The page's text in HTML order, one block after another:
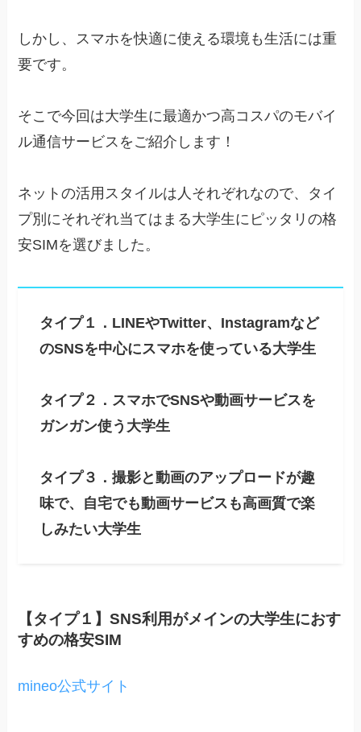
しかし、スマホを快適に使える環境も生活には重
要です。
そこで今回は大学生に最適かつ高コスパのモバイ
ル通信サービスをご紹介します！
ネットの活用スタイルは人それぞれなので、タイ
プ別にそれぞれ当てはまる大学生にピッタリの格
安SIMを選びました。
タイプ１．LINEやTwitter、Instagramなど
のSNSを中心にスマホを使っている大学生
タイプ２．スマホでSNSや動画サービスを
ガンガン使う大学生
タイプ３．撮影と動画のアップロードが趣
味で、自宅でも動画サービスも高画質で楽
しみたい大学生
【タイプ１】SNS利用がメインの大学生におす
すめの格安SIM
mineo公式サイト